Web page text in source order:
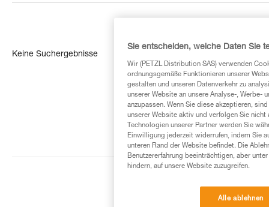
Keine Suchergebnisse
Sie entscheiden, welche Daten Sie
Wir (PETZL Distribution SAS) verwenden
ordnungsgemäße Funktionieren unserer
gestalten und unseren Datenverkehr zu
unserer Website an unsere Analyse-, Werbe-
anzupassen. Wenn Sie diese akzeptieren,
unserer Website aktiv und verfolgen Sie
Technologien unserer Partner werden Sie
Einwilligung jederzeit widerrufen, indem Sie
unteren Rand der Website befindet. Die
Benutzererfahrung beeinträchtigen, aber
hindern, auf unsere Website zuzugreifen.
Alle ablehnen